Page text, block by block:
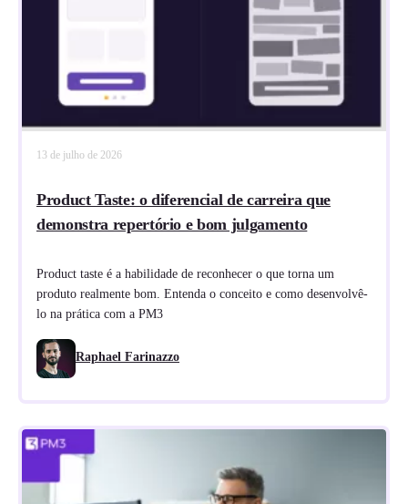
13 de julho de 2026
Product Taste: o diferencial de carreira que
demonstra repertório e bom julgamento
Product taste é a habilidade de reconhecer o que torna um
produto realmente bom. Entenda o conceito e como desenvolvê-
lo na prática com a PM3
Raphael Farinazzo